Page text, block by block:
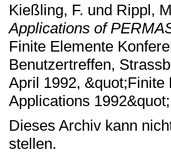
Kießling, F. und Rippl,
Applications of
Finite Elemente
Benutzertreffen,
April 1992,
Applications
Dieses Archiv kann
stellen.